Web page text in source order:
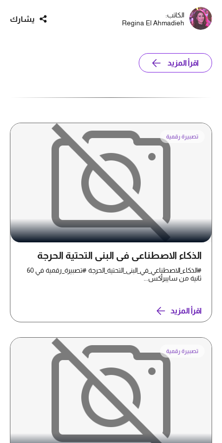
الكاتب:
Regina El Ahmadieh
يشارك
اقرأ المزيد
تصبيرة رقمية
الذكاء الاصطناعي في البنى التحتية الحرجة
#الذكاء_الاصطناعي_في_البنى_التحتية_الحرجة #تصبيرة_رقمية في 60
ثانية من سايبرأكس...
اقرأ المزيد
تصبيرة رقمية